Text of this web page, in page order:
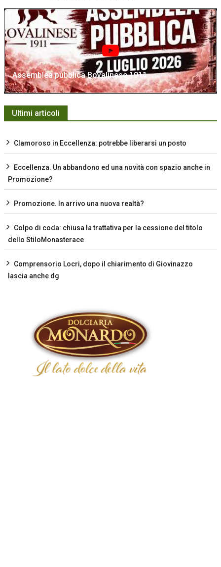
Assemblea pubblica Bovalinese 1911
Ultimi articoli
Clamoroso in Eccellenza: potrebbe liberarsi un posto
Eccellenza. Un abbandono ed una novità con spazio anche in
Promozione?
Promozione. In arrivo una nuova realtà?
Colpo di coda: chiusa la trattativa per la cessione del titolo
dello StiloMonasterace
Comprensorio Locri, dopo il chiarimento di Giovinazzo
lascia anche dg